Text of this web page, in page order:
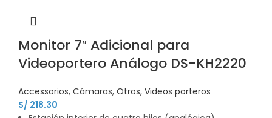
Monitor 7″ Adicional para
Videoportero Análogo DS-KH2220
Accessorios, Cámaras, Otros, Videos porteros
S/ 218.30